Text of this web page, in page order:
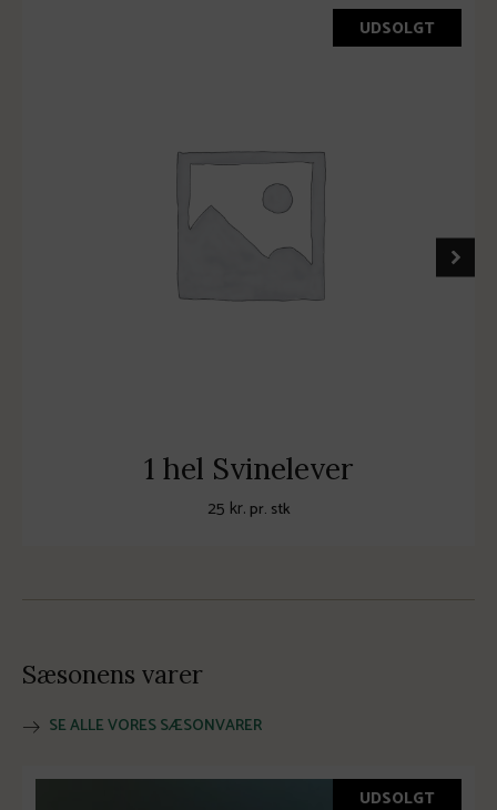
UDSOLGT
1 hel Svinelever
25 kr. pr. stk
Sæsonens varer
SE ALLE VORES SÆSONVARER
UDSOLGT